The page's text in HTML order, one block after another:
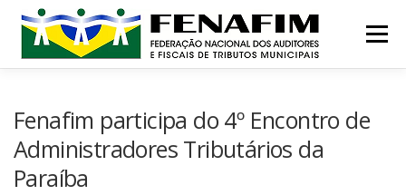
para
conteúdo
Menu
CONTATO
Fenafim participa do 4º Encontro de
Administradores Tributários da
Paraíba